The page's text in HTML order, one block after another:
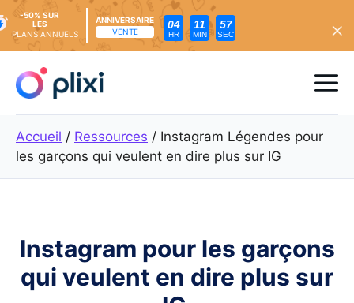
content
-50% SUR
LES
PLANS ANNUELS
ANNIVERSAIRE
VENTE
04
HR
11
MIN
55
SEC
Accueil / Ressources / Instagram Légendes pour
les garçons qui veulent en dire plus sur IG
Instagram pour les garçons
qui veulent en dire plus sur